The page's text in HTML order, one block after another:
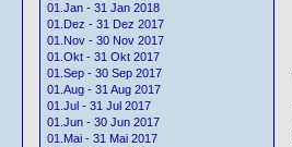
01.Jan - 31 Jan 2018
01.Dez - 31 Dez 2017
01.Nov - 30 Nov 2017
01.Okt - 31 Okt 2017
01.Sep - 30 Sep 2017
01.Aug - 31 Aug 2017
01.Jul - 31 Jul 2017
01.Jun - 30 Jun 2017
01.Mai - 31 Mai 2017